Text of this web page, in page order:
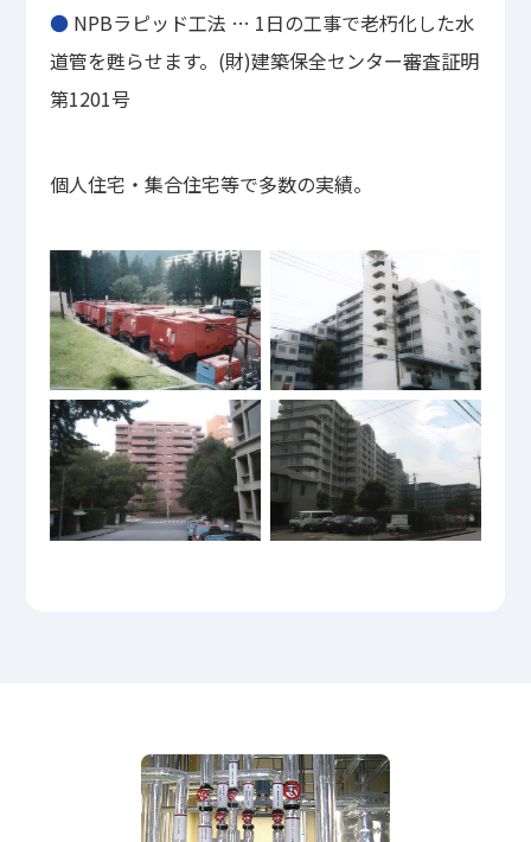
● NPBラピッド工法 … 1日の工事で老朽化した水
道管を甦らせます。(財)建築保全センター審査証明
第1201号
個人住宅・集合住宅等で多数の実績。